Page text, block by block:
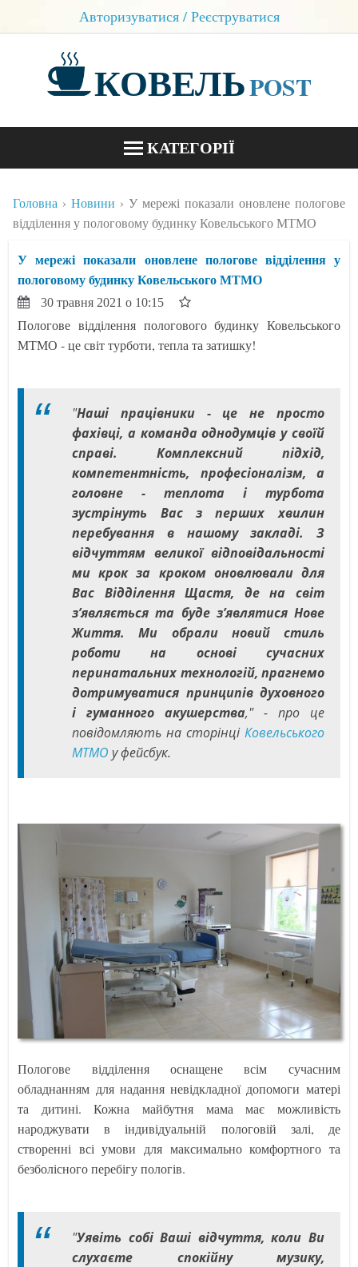
Авторизуватися / Реєструватися
КОВЕЛЬPOST
КАТЕГОРІЇ
БЛОГИ
Головна Новини
У мережі показали оновлене пологове
відділення у пологовому будинку Ковельського МТМО
У мережі показали оновлене пологове відділення у
пологовому будинку Ковельського МТМО
30 травня 2021 о 10:15
Пологове відділення пологового будинку Ковельського
МТМО - це світ турботи, тепла та затишку!
"Наші працівники - це не просто
фахівці, а команда однодумців у своїй
справі. Комплексний підхід,
компетентність, професіоналізм, а
головне - теплота і турбота
зустрінуть Вас з перших хвилин
перебування в нашому закладі. З
відчуттям великої відповідальності
ми крок за кроком оновлювали для
Вас Відділення Щастя, де на світ
з’являється та буде з’являтися Нове
Життя. Ми обрали новий стиль
роботи на основі сучасних
перинатальних технологій, прагнемо
дотримуватися принципів духовного
і гуманного акушерства," - про це
повідомляють на сторінці Ковельського
МТМО у фейсбук.
Пологове відділення оснащене всім сучасним
обладнанням для надання невідкладної допомоги матері
та дитині. Кожна майбутня мама має можливість
народжувати в індивідуальній пологовій залі, де
створенні всі умови для максимально комфортного та
безболісного перебігу пологів.
"Уявіть собі Ваші відчуття, коли Ви
слухаєте спокійну музику,